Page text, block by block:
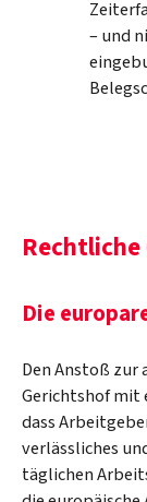
– und
Die
Den Anstoß zur
Gerichtshof mit
dass
verlässliches
täglichen